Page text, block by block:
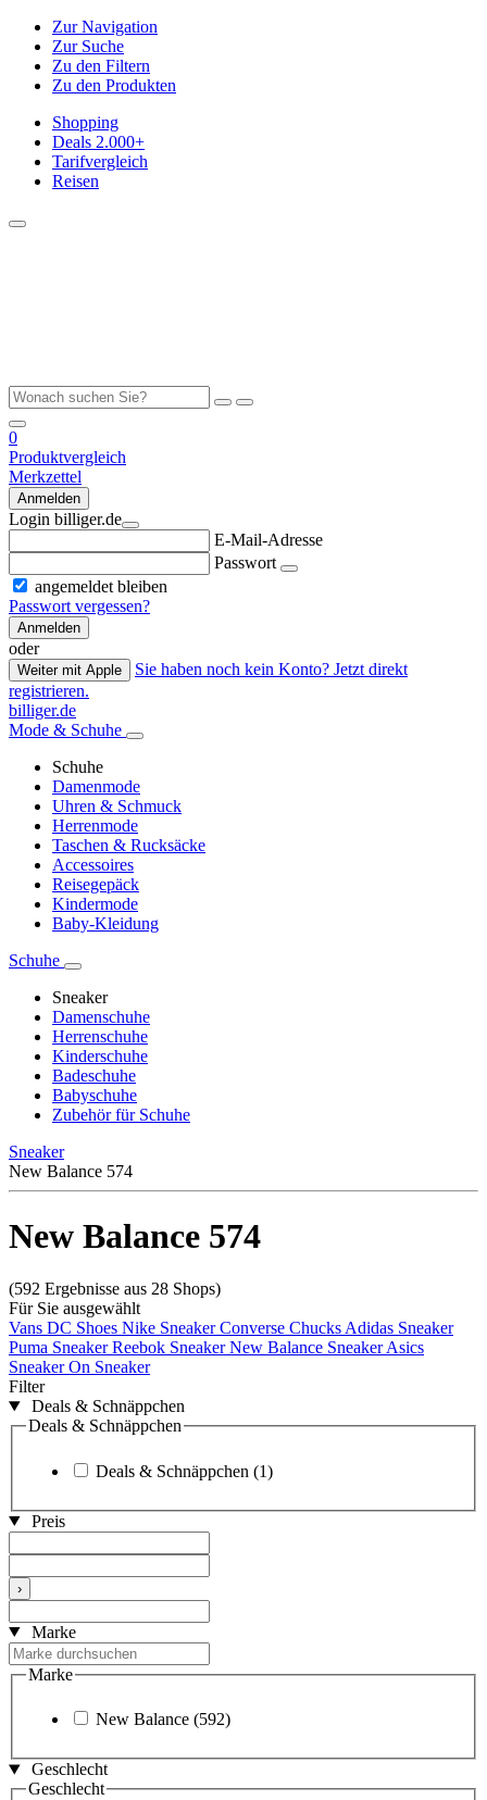
Zur Navigation
Zur Suche
Zu den Filtern
Zu den Produkten
Shopping
Deals 2.000+
Tarifvergleich
Reisen
0
Produktvergleich
Merkzettel
Anmelden
Login billiger.de
E-Mail-Adresse
Passwort
angemeldet bleiben
Passwort vergessen?
Anmelden
oder
Weiter mit Apple
Sie haben noch kein Konto? Jetzt direkt
registrieren.
billiger.de
Mode & Schuhe
Schuhe
Damenmode
Uhren & Schmuck
Herrenmode
Taschen & Rucksäcke
Accessoires
Reisegepäck
Kindermode
Baby-Kleidung
Schuhe
Sneaker
Damenschuhe
Herrenschuhe
Kinderschuhe
Badeschuhe
Babyschuhe
Zubehör für Schuhe
Sneaker
New Balance 574
New Balance 574
(592 Ergebnisse aus 28 Shops)
Für Sie ausgewählt
Vans DC Shoes Nike SneakerConverse Chucks Adidas Sneaker
Puma SneakerReebok SneakerNew Balance SneakerAsics
SneakerOn Sneaker
Filter
Deals & Schnäppchen
Deals & Schnäppchen
Deals & Schnäppchen (1)
Preis
›
Marke
Marke
New Balance (592)
Geschlecht
Geschlecht